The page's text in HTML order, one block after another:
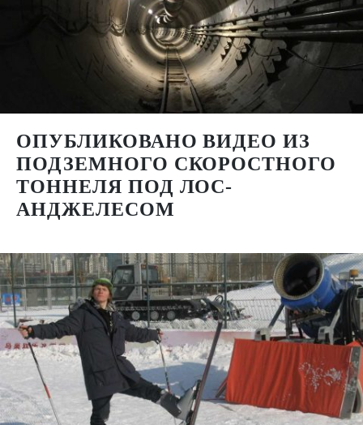
ОПУБЛИКОВАНО ВИДЕО ИЗ
ПОДЗЕМНОГО СКОРОСТНОГО
ТОННЕЛЯ ПОД ЛОС-
АНДЖЕЛЕСОМ